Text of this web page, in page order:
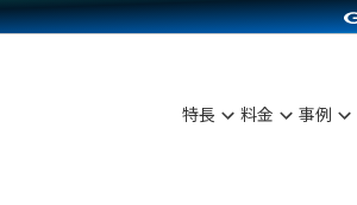
特長 料金 事例
雑貨販売
料金シミュレーション